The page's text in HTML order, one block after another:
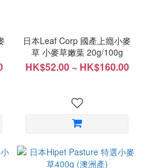
日本Leaf Corp 國產上癮小麥
草 小麥草嫩葉 20g/100g
HK$52.00 ~ HK$160.00